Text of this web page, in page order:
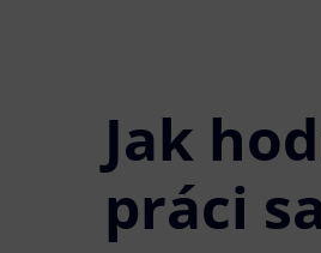
Jak
práci